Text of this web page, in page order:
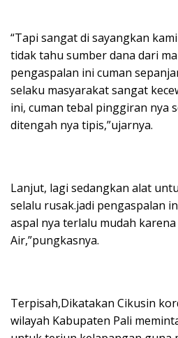
“Tapi sangat di sayangkan
tidak tahu sumber dana dari
pengaspalan ini cuman
selaku masyarakat sangat
ini, cuman tebal pinggiran nya
ditengah nya tipis,”ujarnya.
Lanjut, lagi sedangkan alat
selalu rusak.jadi pengaspalan
aspal nya terlalu mudah
Air,”pungkasnya.
Terpisah,Dikatakan Cikusin
wilayah Kabupaten Pali